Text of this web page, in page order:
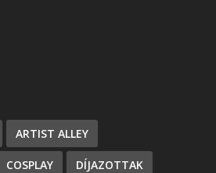
ARTIST ALLEY
COSPLAY DÍJAZOTTAK